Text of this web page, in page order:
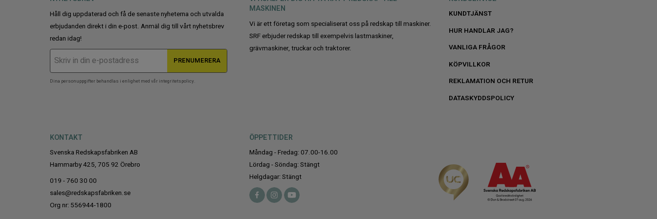
Håll dig uppdaterad och få de senaste nyheterna och utvalda
erbjudanden direkt i din e-post. Anmäl dig till vårt nyhetsbrev
redan idag!
PRENUMERERA
Dina personuppgifter behandlas i enlighet med vår integritetspolicy.
MASKINEN
Vi är ett företag som specialiserat oss på redskap till maskiner.
SRF erbjuder redskap till exempelvis lastmaskiner,
grävmaskiner, truckar och traktorer.
KUNDTJÄNST
HUR HANDLAR JAG?
VANLIGA FRÅGOR
KÖPVILLKOR
REKLAMATION OCH RETUR
DATASKYDDSPOLICY
KONTAKT
Svenska Redskapsfabriken AB
Hammarby 425, 705 92 Örebro
019 - 760 30 00
sales@redskapsfabriken.se
Org nr: 556944-1800
ÖPPETTIDER
Måndag - Fredag: 07.00-16.00
Lördag - Söndag: Stängt
Helgdagar: Stängt